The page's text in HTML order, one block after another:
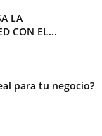
LA
CON EL...
para tu negocio?